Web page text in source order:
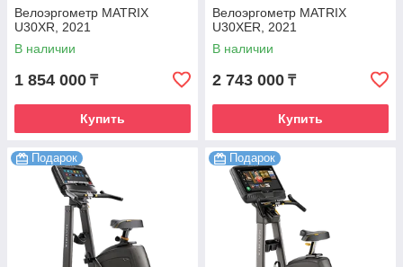
Велоэргометр MATRIX
U30XR, 2021
В наличии
1 854 000 ₸
Купить
Велоэргометр MATRIX
U30XER, 2021
В наличии
2 743 000 ₸
Купить
Подарок Подарок